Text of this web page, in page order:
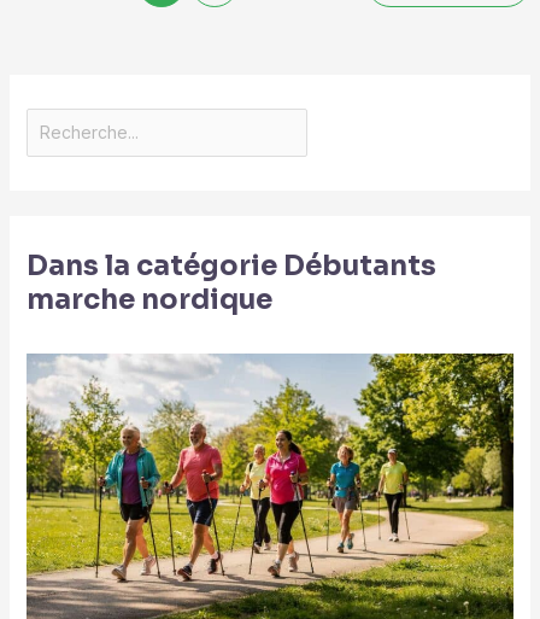
Dans la catégorie Débutants
marche nordique